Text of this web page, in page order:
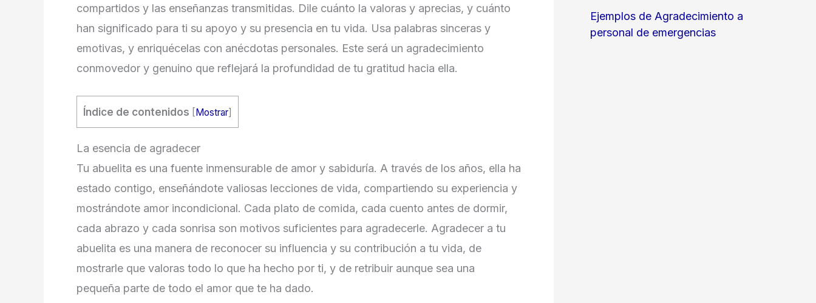
compartidos y las enseñanzas transmitidas. Dile cuánto la valoras y aprecias, y cuánto
han significado para ti su apoyo y su presencia en tu vida. Usa palabras sinceras y
emotivas, y enriquécelas con anécdotas personales. Este será un agradecimiento
conmovedor y genuino que reflejará la profundidad de tu gratitud hacia ella.
Índice de contenidos [Mostrar]
La esencia de agradecer
Tu abuelita es una fuente inmensurable de amor y sabiduría. A través de los años, ella ha
estado contigo, enseñándote valiosas lecciones de vida, compartiendo su experiencia y
mostrándote amor incondicional. Cada plato de comida, cada cuento antes de dormir,
cada abrazo y cada sonrisa son motivos suficientes para agradecerle. Agradecer a tu
abuelita es una manera de reconocer su influencia y su contribución a tu vida, de
mostrarle que valoras todo lo que ha hecho por ti, y de retribuir aunque sea una
pequeña parte de todo el amor que te ha dado.
Ejemplos de Agradecimiento a
personal de emergencias